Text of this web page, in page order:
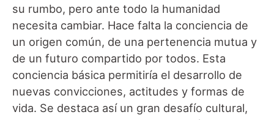
su rumbo, pero ante todo la humanidad
necesita cambiar. Hace falta la conciencia de
un origen común, de una pertenencia mutua y
de un futuro compartido por todos. Esta
conciencia básica permitiría el desarrollo de
nuevas convicciones, actitudes y formas de
vida. Se destaca así un gran desafío cultural,